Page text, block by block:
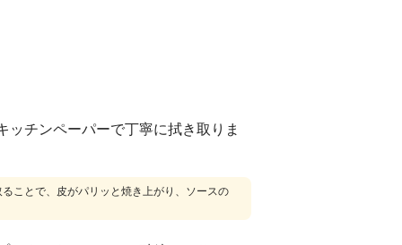
ッチンペーパーで丁寧に拭き取りま
ことで、皮がパリッと焼き上がり、ソースの